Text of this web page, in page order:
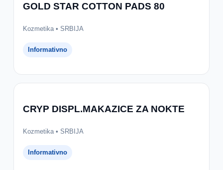
GOLD STAR COTTON PADS 80
Kozmetika • SRBIJA
Informativno
CRYP DISPL.MAKAZICE ZA NOKTE
Kozmetika • SRBIJA
Informativno